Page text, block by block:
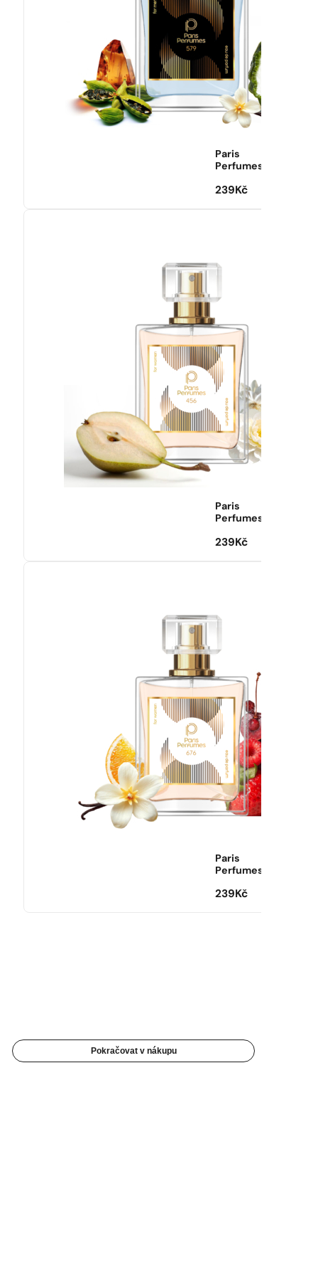
Paris
Perfumes
239 Kč
Paris
Perfumes
239Kč
Paris
Perfumes
239Kč
Pokračovat v nákupu